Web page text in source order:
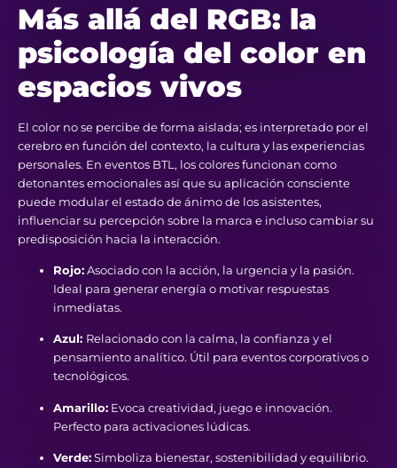
Más allá del RGB: la
psicología del color en
espacios vivos
El color no se percibe de forma aislada; es interpretado por el
cerebro en función del contexto, la cultura y las experiencias
personales. En eventos BTL, los colores funcionan como
detonantes emocionales así que su aplicación consciente
puede modular el estado de ánimo de los asistentes,
influenciar su percepción sobre la marca e incluso cambiar su
predisposición hacia la interacción.
Rojo:Asociado con la acción, la urgencia y la pasión.
Ideal para generar energía o motivar respuestas
inmediatas.
Azul: Relacionado con la calma, la confianza y el
pensamiento analítico. Útil para eventos corporativos o
tecnológicos.
Amarillo: Evoca creatividad, juego e innovación.
Perfecto para activaciones lúdicas.
Verde:Simboliza bienestar, sostenibilidad y equilibrio.